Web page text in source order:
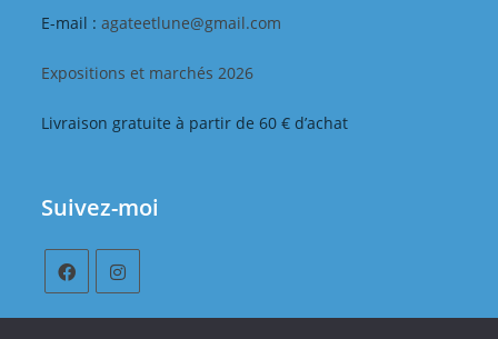
E-mail :agateetlune@gmail.com
Expositions et marchés 2026
Livraison gratuite à partir de 60 € d’achat
Suivez-moi